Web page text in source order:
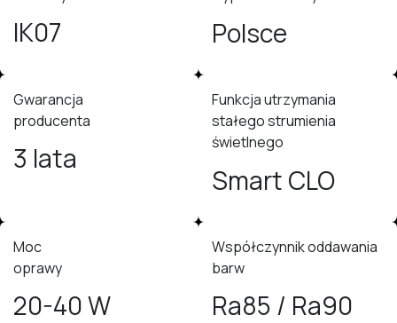
IK07 Polsce
Gwarancja
producenta
3 lata
Funkcja utrzymania
stałego strumienia
świetlnego
Smart CLO
Moc
oprawy
20-40 W
Współczynnik oddawania
barw
Ra85 / Ra90